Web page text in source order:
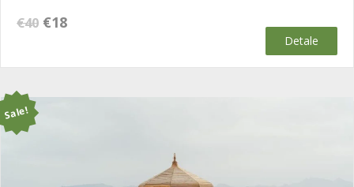
€40 Původní
€40.
€18Aktuální
€18.
Detale
Sale!